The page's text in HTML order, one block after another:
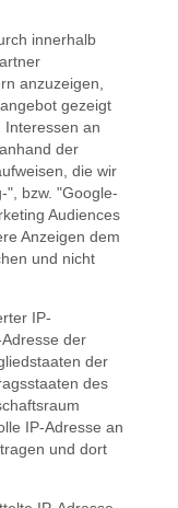
innerhalb
anzuzeigen,
gezeigt
Interessen an
der
die wir
", bzw. "Google-
Audiences
Anzeigen dem
und nicht
IP-
der
der
des
IP-Adresse an
und dort